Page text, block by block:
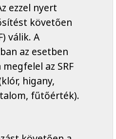
ezzel nyert
követően
válik. A
az esetben
az SRF
higany,
fűtőérték).